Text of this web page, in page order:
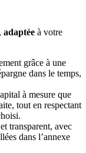
, adaptée à votre
grâce à une
dans le temps,
à mesure que
tout en respectant
transparent, avec
dans l’annexe